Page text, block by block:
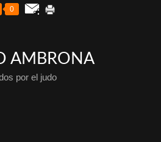
0
AMBRONA
por el judo